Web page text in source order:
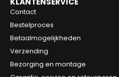
Bezorging en montage